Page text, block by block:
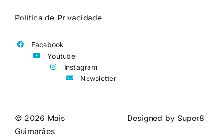
Política de Privacidade
Facebook
Youtube
Instagram
Newsletter
© 2026 Mais
Guimarães
Designed by Super8